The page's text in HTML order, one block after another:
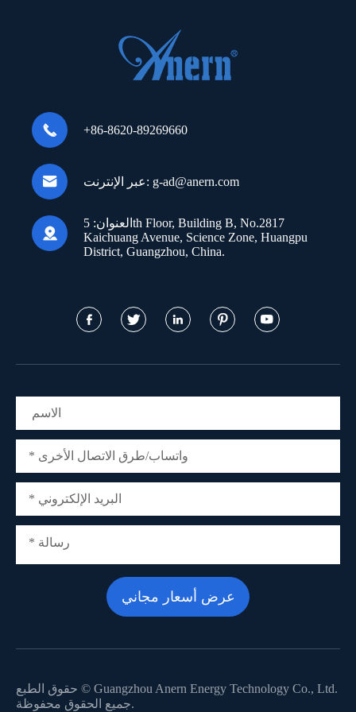
 +86-8620-89269660
 عبر الإنترنت: g-ad@anern.com

العنوان: 5th Floor, Building B, No.2817
Kaichuang Avenue, Science Zone, Huangpu
District, Guangzhou, China.
    
حقوق الطبع © Guangzhou Anern Energy Technology Co., Ltd.
جميع الحقوق محفوظة.